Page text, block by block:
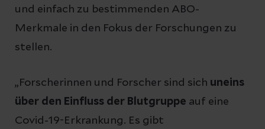
und einfach zu bestimmenden ABO-
Merkmale in den Fokus der Forschungen zu
stellen.
„Forscherinnen und Forscher sind sich uneins
über den Einfluss der Blutgruppe auf eine
Covid-19-Erkrankung. Es gibt